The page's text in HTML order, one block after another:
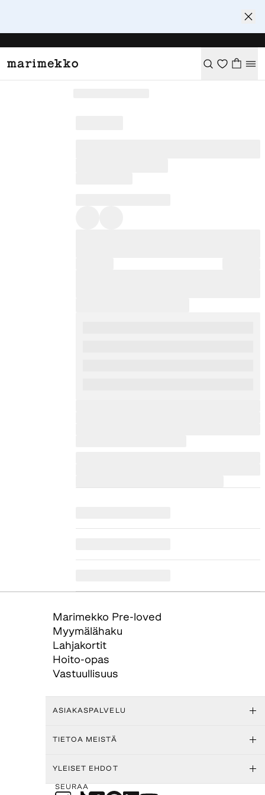
Marimekko Pre-loved
Myymälähaku
Lahjakortit
Hoito-opas
Vastuullisuus
ASIAKASPALVELU
TIETOA MEISTÄ
YLEISET EHDOT
SEURAA